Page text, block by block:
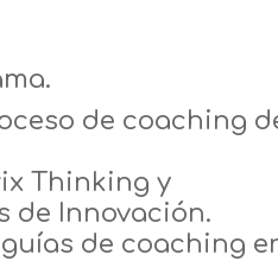
de coaching
Thinking y
de Innovación.
de coaching